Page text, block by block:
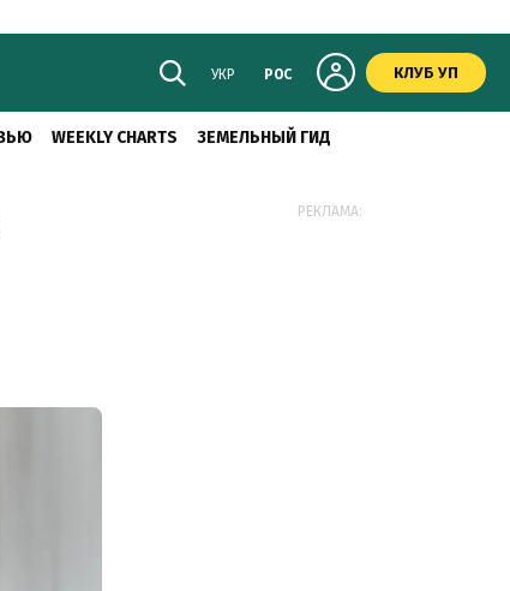
УКР РОС КЛУБ УП
WEEKLY CHARTS ЗЕМЕЛЬНЫЙ ГИД
РЕКЛАМА: